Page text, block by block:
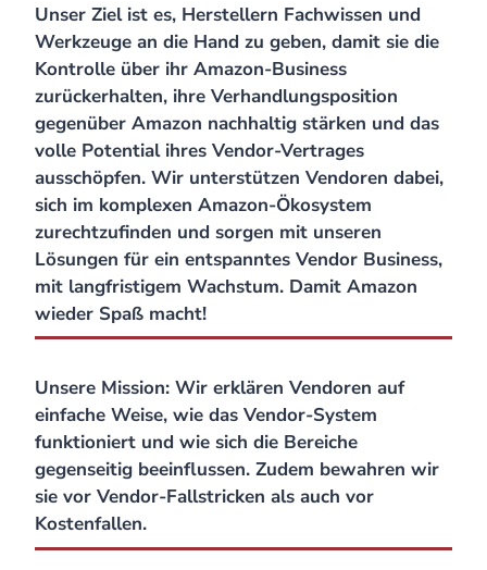
Unser Ziel ist es, Herstellern Fachwissen und
Werkzeuge an die Hand zu geben, damit sie die
Kontrolle über ihr Amazon-Business
zurückerhalten, ihre Verhandlungsposition
gegenüber Amazon nachhaltig stärken und das
volle Potential ihres Vendor-Vertrages
ausschöpfen. Wir unterstützen Vendoren dabei,
sich im komplexen Amazon-Ökosystem
zurechtzufinden und sorgen mit unseren
Lösungen für ein entspanntes Vendor Business,
mit langfristigem Wachstum. Damit Amazon
wieder Spaß macht!
Unsere Mission: Wir erklären Vendoren auf
einfache Weise, wie das Vendor-System
funktioniert und wie sich die Bereiche
gegenseitig beeinflussen. Zudem bewahren wir
sie vor Vendor-Fallstricken als auch vor
Kostenfallen.